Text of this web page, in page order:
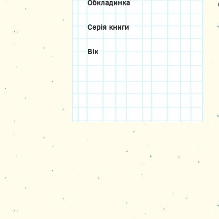
Обкладинка
Серія книги
Вік